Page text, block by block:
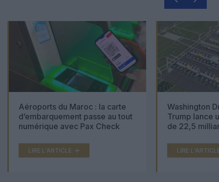
Aéroports du Maroc : la carte
d’embarquement passe au tout
numérique avec Pax Check
LIRE L'ARTICLE
Washington
Trump lance
de 22,5
LIRE